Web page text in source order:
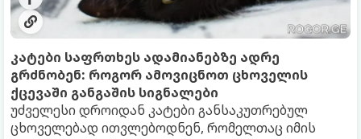
კატები საფრთხეს ადამიანებზე ადრე
გრძნობენ: როგორ ამოვიცნოთ ცხოველის
ქცევაში განგაშის სიგნალები
უძველესი დროიდან კატები განსაკუთრებულ
ცხოველებად ითვლებოდნენ, რომელთაც იმის